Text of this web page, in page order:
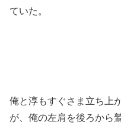
ていた。
俺と淳もすぐさま立ち上
が、俺の左肩を後ろから